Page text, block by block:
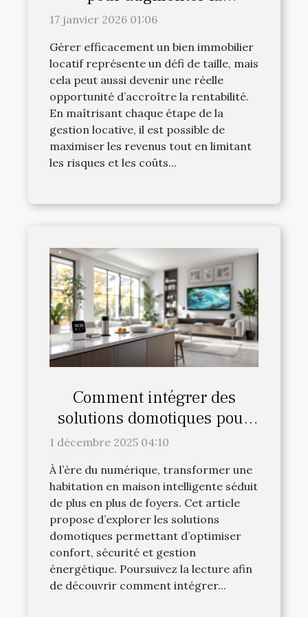
rentabilité?
17 janvier 2026 01:06
Gérer efficacement un bien immobilier
locatif représente un défi de taille, mais
cela peut aussi devenir une réelle
opportunité d’accroître la rentabilité.
En maîtrisant chaque étape de la
gestion locative, il est possible de
maximiser les revenus tout en limitant
les risques et les coûts...
Comment intégrer des
solutions domotiques pour
une maison intelligente ?
1 décembre 2025 04:10
À l’ère du numérique, transformer une
habitation en maison intelligente séduit
de plus en plus de foyers. Cet article
propose d’explorer les solutions
domotiques permettant d’optimiser
confort, sécurité et gestion
énergétique. Poursuivez la lecture afin
de découvrir comment intégrer...